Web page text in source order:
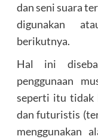
dan seni suara
digunakan
berikutnya.
Hal ini
penggunaan
seperti itu tidak
dan futuristis
menggunakan